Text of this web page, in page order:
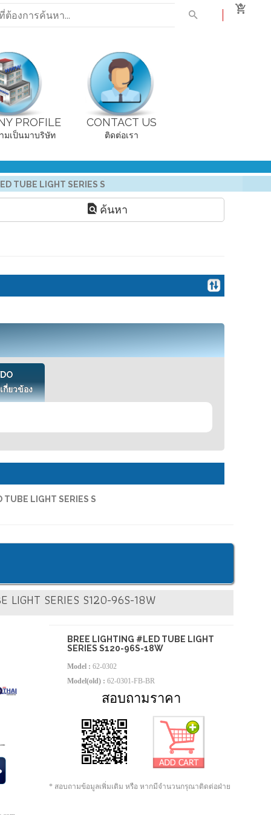
0
PROFILE
มเป็นมาบริษัท
CONTACT US
ติดต่อเรา
TUBE LIGHT SERIES S
ค้นหา
กี่ยวข้อง
TUBE LIGHT SERIES S
LIGHT SERIES S120-96S-18W
BREE LIGHTING #LED TUBE LIGHT
SERIES S120-96S-18W
Model : 62-0302
Model(old) : 62-0301-FB-BR
สอบถามราคา
* สอบถามข้อมูลเพิ่มเติม หรือ หากมีจำนวนกรุณาติดต่อฝ่าย